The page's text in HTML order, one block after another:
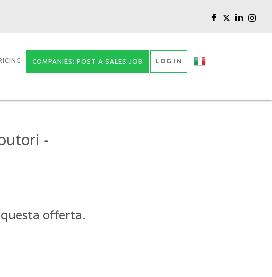
COMPANIES: POST A SALES JOB LOG IN
-
offerta.